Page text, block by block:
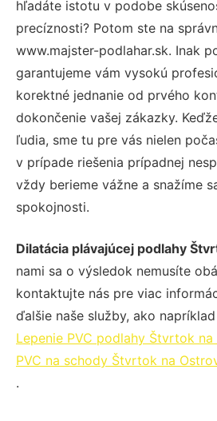
hľadáte istotu v podobe
precíznosti? Potom ste na
www.majster-podlahar.sk. Inak
garantujeme vám vysokú
korektné jednanie od prvého
dokončenie vašej zákazky.
ľudia, sme tu pre vás nielen
v prípade riešenia prípadnej
vždy berieme vážne a snažíme
spokojnosti.
Dilatácia plávajúcej podlahy
nami sa o výsledok nemusíte
kontaktujte nás pre viac
ďalšie naše služby, ako napríklad
Lepenie PVC podlahy Štvrtok
PVC na schody Štvrtok na
.